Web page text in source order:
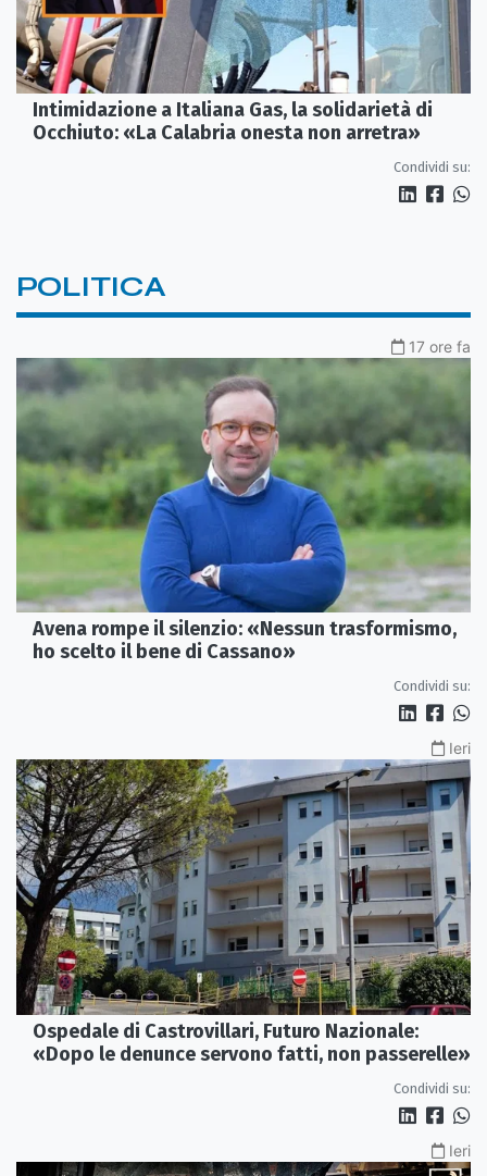
Intimidazione a Italiana Gas, la solidarietà di
Occhiuto: «La Calabria onesta non arretra»
Condividi su:
POLITICA
17 ore fa
Avena rompe il silenzio: «Nessun trasformismo,
ho scelto il bene di Cassano»
Condividi su:
Ieri
Ospedale di Castrovillari, Futuro Nazionale:
«Dopo le denunce servono fatti, non passerelle»
Condividi su:
Ieri